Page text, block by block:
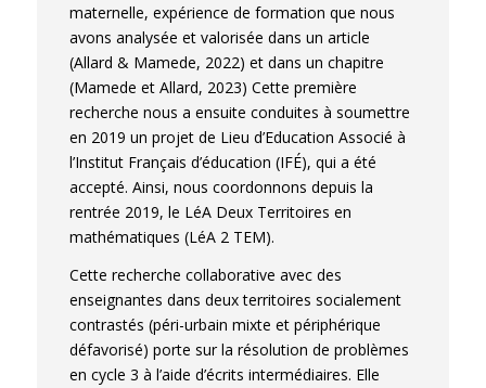
maternelle, expérience de formation que nous
avons analysée et valorisée dans un article
(Allard & Mamede, 2022) et dans un chapitre
(Mamede et Allard, 2023) Cette première
recherche nous a ensuite conduites à soumettre
en 2019 un projet de Lieu d’Education Associé à
l’Institut Français d’éducation (IFÉ), qui a été
accepté. Ainsi, nous coordonnons depuis la
rentrée 2019, le LéA Deux Territoires en
mathématiques (LéA 2 TEM).
Cette recherche collaborative avec des
enseignantes dans deux territoires socialement
contrastés (péri-urbain mixte et périphérique
défavorisé) porte sur la résolution de problèmes
en cycle 3 à l’aide d’écrits intermédiaires. Elle